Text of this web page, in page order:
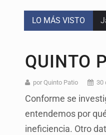
LO MÁS VISTO
QUINTO
por Quinto Patio 30
Conforme se
entendemos por
ineficiencia. Otro